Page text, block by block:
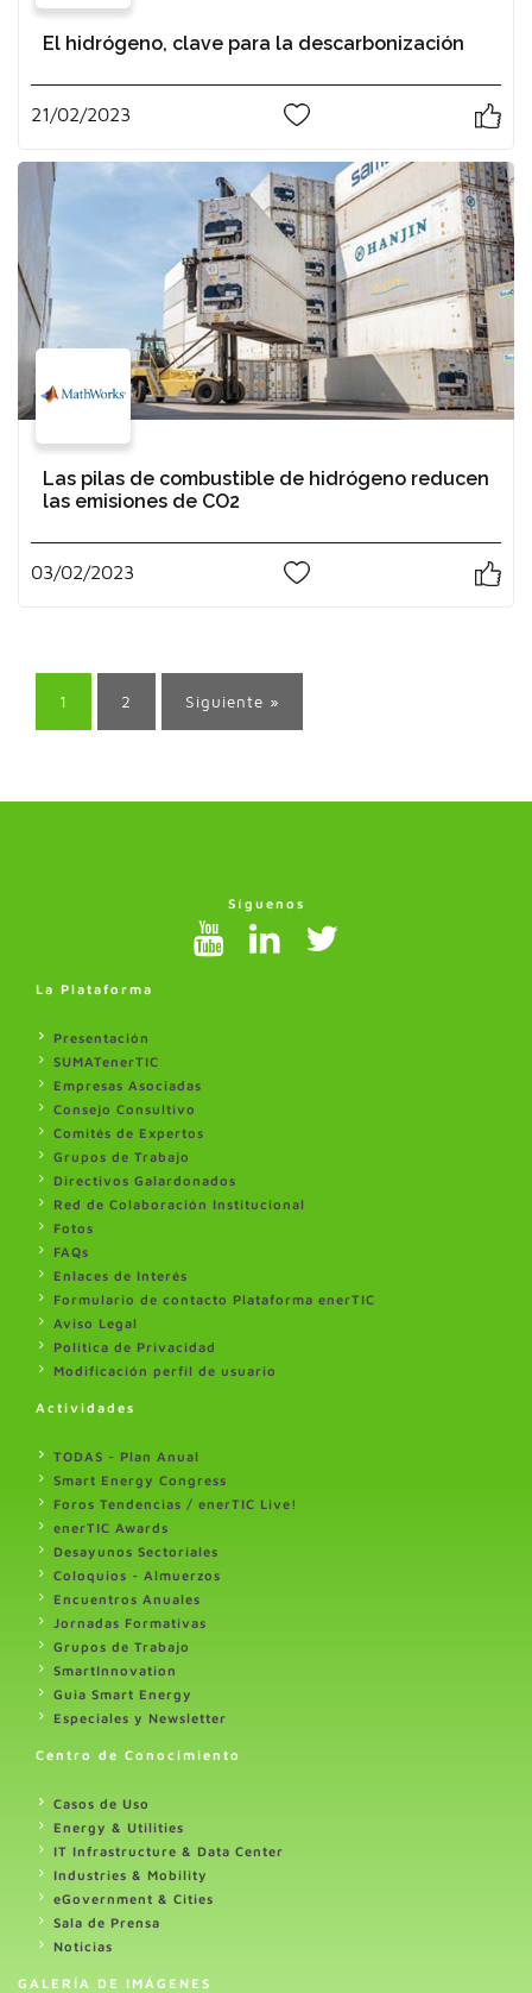
El hidrógeno, clave para la descarbonización
21/02/2023
Las pilas de combustible de hidrógeno reducen
las emisiones de CO2
03/02/2023
1 2 Siguiente »
Síguenos
La Plataforma
Presentación
SUMATenerTIC
Empresas Asociadas
Consejo Consultivo
Comités de Expertos
Grupos de Trabajo
Directivos Galardonados
Red de Colaboración Institucional
Fotos
FAQs
Enlaces de Interés
Formulario de contacto Plataforma enerTIC
Aviso Legal
Politica de Privacidad
Modificación perfil de usuario
Actividades
TODAS - Plan Anual
Smart Energy Congress
Foros Tendencias / enerTIC Live!
enerTIC Awards
Desayunos Sectoriales
Coloquios - Almuerzos
Encuentros Anuales
Jornadas Formativas
Grupos de Trabajo
SmartInnovation
Guia Smart Energy
Especiales y Newsletter
Centro de Conocimiento
Casos de Uso
Energy & Utilities
IT Infrastructure & Data Center
Industries & Mobility
eGovernment & Cities
Sala de Prensa
Noticias
GALERÍA DE IMÁGENES